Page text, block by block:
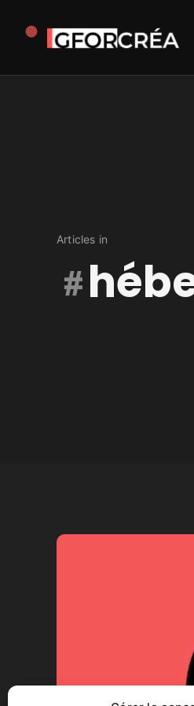
Studio
Articles in